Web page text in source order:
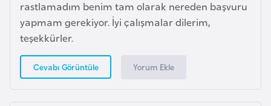
rastlamadım benim tam olarak nereden başvuru
yapmam gerekiyor. İyi çalışmalar dilerim,
teşekkürler.
Cevabı Görüntüle Yorum Ekle
E
s
o
n